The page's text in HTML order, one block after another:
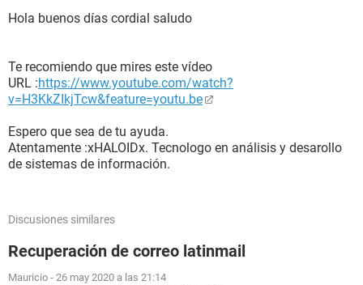
Hola buenos días cordial saludo
Te recomiendo que mires este vídeo
URL :https://www.youtube.com/watch?
v=H3KkZIkjTcw&feature=youtu.be
Espero que sea de tu ayuda.
Atentamente :xHALOIDx. Tecnologo en análisis y desarollo
de sistemas de información.
Discusiones similares
Recuperación de correo latinmail
Mauricio - 26 may 2020 a las 21:14